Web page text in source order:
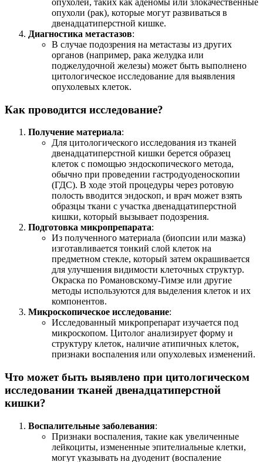
опухоли (рак), которые могут развиваться в
двенадцатиперстной кишке.
Диагностика метастазов:
В случае подозрения на метастазы из других
органов (например, рака желудка или
поджелудочной железы) может быть выполнено
цитологическое исследование для выявления
опухолевых клеток.
Как проводится исследование?
Получение материала:
Для цитологического исследования из тканей
двенадцатиперстной кишки берется образец
клеток с помощью эндоскопического метода,
обычно при проведении гастродуоденоскопии
(ГДС). В ходе этой процедуры через ротовую
полость вводится эндоскоп, и врач может взять
образцы ткани с участка двенадцатиперстной
кишки, который вызывает подозрения.
Подготовка микропрепарата:
Из полученного материала (биопсии или мазка)
изготавливается тонкий слой клеток на
предметном стекле, который затем окрашивается
для улучшения видимости клеточных структур.
Окраска по Романовскому-Гимзе или другие
методы используются для выделения клеток и их
компонентов.
Микроскопическое исследование:
Исследованный микропрепарат изучается под
микроскопом. Цитолог анализирует форму и
структуру клеток, наличие атипичных клеток,
признаки воспаления или опухолевых изменений.
Что может быть выявлено при цитологическом
исследовании тканей двенадцатиперстной
кишки?
Воспалительные заболевания:
Признаки воспаления, такие как увеличенные
лейкоциты, измененные эпителиальные клетки,
могут указывать на дуоденит (воспаление